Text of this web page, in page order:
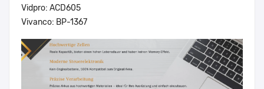
Vidpro: ACD605
Vivanco: BP-1367